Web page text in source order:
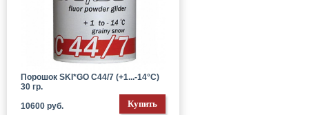
Порошок SKI*GO C44/7 (+1...-14°C)
30 гр.
10600 руб.